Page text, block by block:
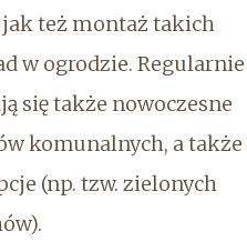
jak też montaż takich
w ogrodzie. Regularnie
się także nowoczesne
komunalnych, a także
(np. tzw. zielonych